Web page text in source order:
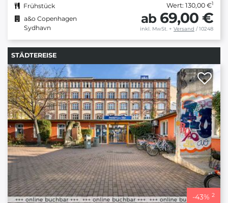
Frühstück
a&o Copenhagen
Sydhavn
Wert: 130,00 €1
ab 69,00 €
inkl. MwSt. + Versand / 10248
STÄDTEREISE
-43% 2